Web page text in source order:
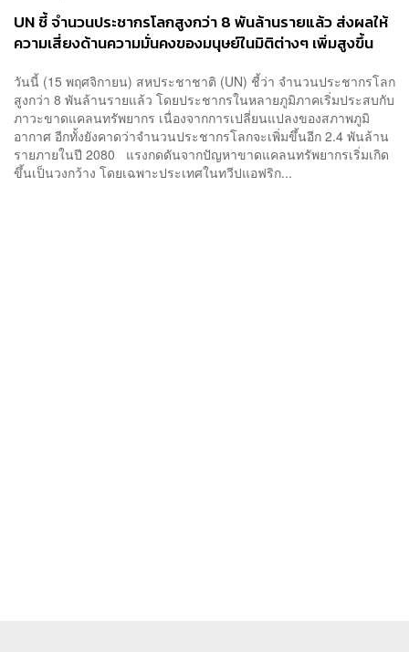
UN ชี้ จำนวนประชากรโลกสูงกว่า 8 พันล้านรายแล้ว ส่งผลให้
ความเสี่ยงด้านความมั่นคงของมนุษย์ในมิติต่างๆ เพิ่มสูงขึ้น
วันนี้ (15 พฤศจิกายน) สหประชาชาติ (UN) ชี้ว่า จำนวนประชากรโลก
สูงกว่า 8 พันล้านรายแล้ว โดยประชากรในหลายภูมิภาคเริ่มประสบกับ
ภาวะขาดแคลนทรัพยากร เนื่องจากการเปลี่ยนแปลงของสภาพภูมิ
อากาศ อีกทั้งยังคาดว่าจำนวนประชากรโลกจะเพิ่มขึ้นอีก 2.4 พันล้าน
รายภายในปี 2080 แรงกดดันจากปัญหาขาดแคลนทรัพยากรเริ่มเกิด
ขึ้นเป็นวงกว้าง โดยเฉพาะประเทศในทวีปแอฟริก...